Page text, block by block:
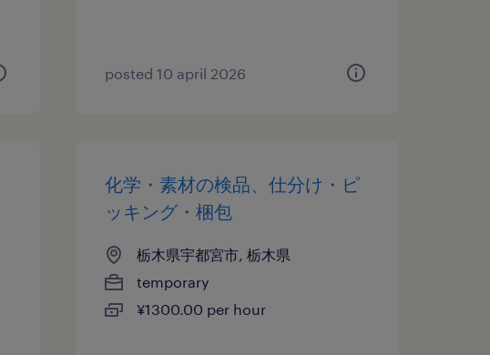
posted 10 april 2026
化学・素材の検品、仕分け・ピ
ッキング・梱包
栃木県宇都宮市, 栃木県
temporary
¥1300.00 per hour